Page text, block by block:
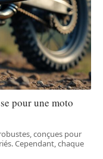
pour une moto
conçues pour
Cependant, chaque